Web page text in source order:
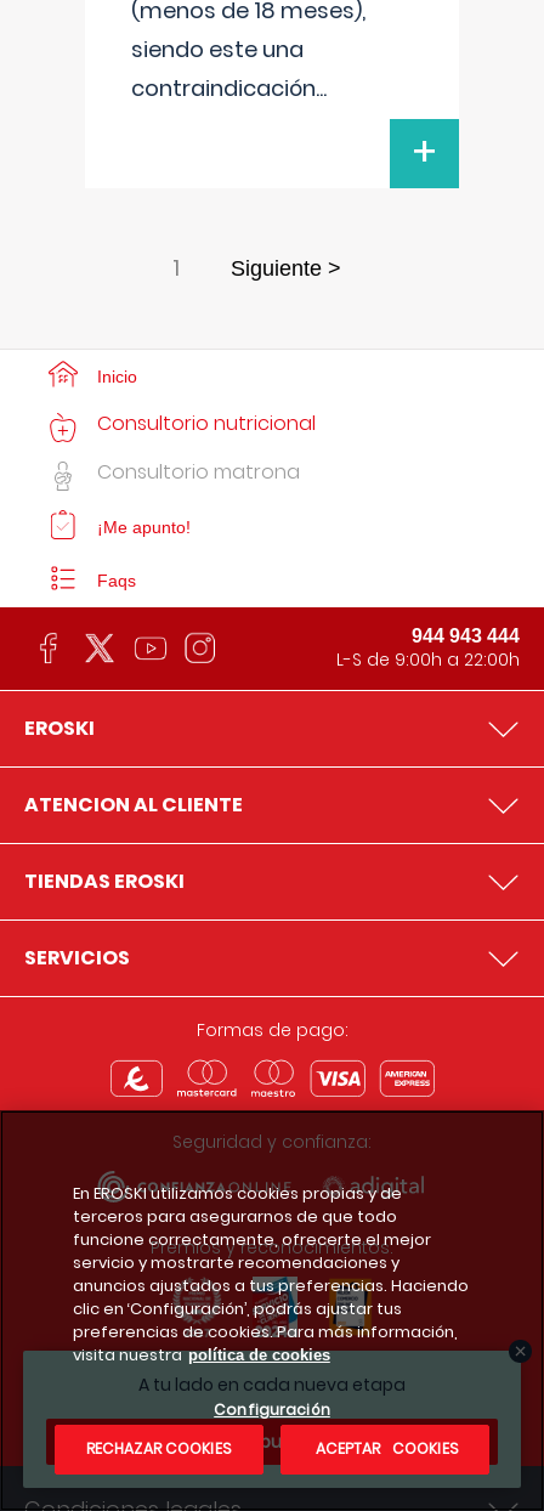
(menos de 18 meses),
siendo este una
contraindicación...
+
1 Siguiente >
A tu lado en cada nueva etapa
¿Te apuntas?
Inicio
Consultorio nutricional
Consultorio matrona
¡Me apunto!
Faqs
944 943 444
L-S de 9:00h a 22:00h
EROSKI
ATENCION AL CLIENTE
TIENDAS EROSKI
SERVICIOS
Formas de pago:
Seguridad y confianza:
Premios y reconocimientos:
Descarga la app del club
En EROSKI utilizamos cookies propias y de
terceros para asegurarnos de que todo
funcione correctamente, ofrecerte el mejor
servicio y mostrarte recomendaciones y
anuncios ajustados a tus preferencias. Haciendo
clic en ‘Configuración’, podrás ajustar tus
preferencias de cookies. Para más información,
visita nuestra política de cookies
Configuración
RECHAZAR COOKIES
ACEPTAR COOKIES